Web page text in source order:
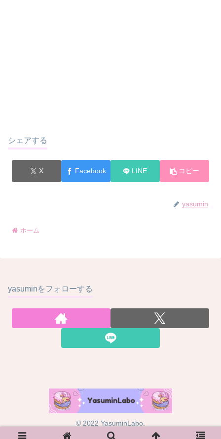
シェアする
X Facebook LINE コピー
yasumin
ホーム
yasuminをフォローする
© 2022 YasuminLabo.